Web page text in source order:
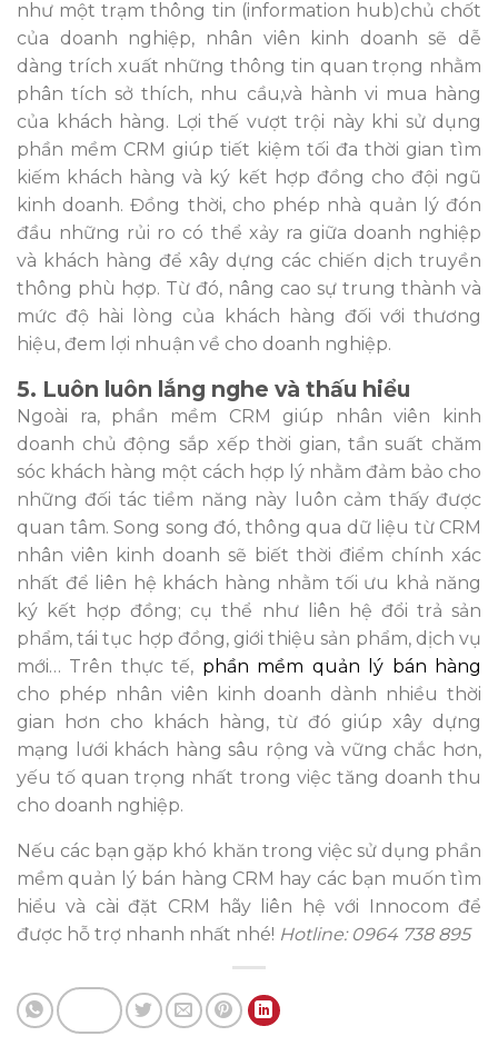
như một trạm thông tin (information hub)chủ chốt
của doanh nghiệp, nhân viên kinh doanh sẽ dễ
dàng trích xuất những thông tin quan trọng nhằm
phân tích sở thích, nhu cầu,và hành vi mua hàng
của khách hàng. Lợi thế vượt trội này khi sử dụng
phần mềm CRM giúp tiết kiệm tối đa thời gian tìm
kiếm khách hàng và ký kết hợp đồng cho đội ngũ
kinh doanh. Đồng thời, cho phép nhà quản lý đón
đầu những rủi ro có thể xảy ra giữa doanh nghiệp
và khách hàng để xây dựng các chiến dịch truyền
thông phù hợp. Từ đó, nâng cao sự trung thành và
mức độ hài lòng của khách hàng đối với thương
hiệu, đem lợi nhuận về cho doanh nghiệp.
5. Luôn luôn lắng nghe và thấu hiểu
Ngoài ra, phần mềm CRM giúp nhân viên kinh
doanh chủ động sắp xếp thời gian, tần suất chăm
sóc khách hàng một cách hợp lý nhằm đảm bảo cho
những đối tác tiềm năng này luôn cảm thấy được
quan tâm. Song song đó, thông qua dữ liệu từ CRM
nhân viên kinh doanh sẽ biết thời điểm chính xác
nhất để liên hệ khách hàng nhằm tối ưu khả năng
ký kết hợp đồng; cụ thể như liên hệ đổi trả sản
phẩm, tái tục hợp đồng, giới thiệu sản phẩm, dịch vụ
mới… Trên thực tế, phần mềm quản lý bán hàng
cho phép nhân viên kinh doanh dành nhiều thời
gian hơn cho khách hàng, từ đó giúp xây dựng
mạng lưới khách hàng sâu rộng và vững chắc hơn,
yếu tố quan trọng nhất trong việc tăng doanh thu
cho doanh nghiệp.
Nếu các bạn gặp khó khăn trong việc sử dụng phần
mềm quản lý bán hàng CRM hay các bạn muốn tìm
hiểu và cài đặt CRM hãy liên hệ với Innocom để
được hỗ trợ nhanh nhất nhé! Hotline: 0964 738 895